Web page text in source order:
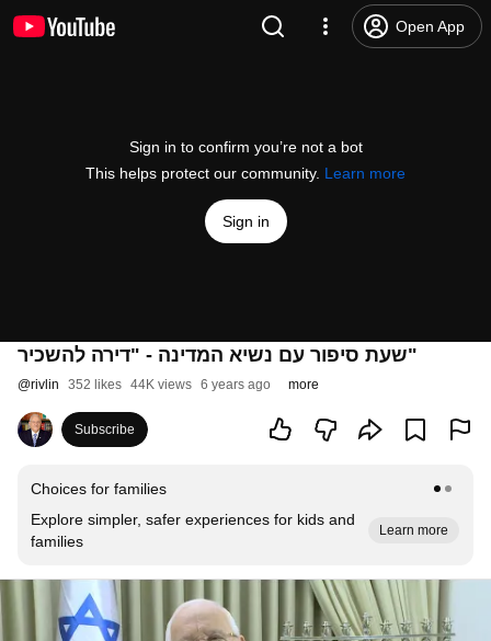
Open App
Sign in to confirm you’re not a bot
This helps protect our community. Learn more
Sign in
שעת סיפור עם נשיא המדינה - "דירה להשכיר"
@rivlin 352 likes 44K views 6 years ago more
Subscribe
Choices for families
Explore simpler, safer experiences for kids and
families
Learn more